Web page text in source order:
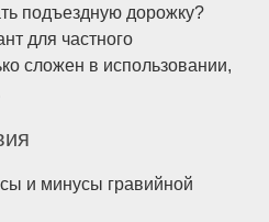
подъездную дорожку?
для частного
сложен в использовании,
и минусы гравийной